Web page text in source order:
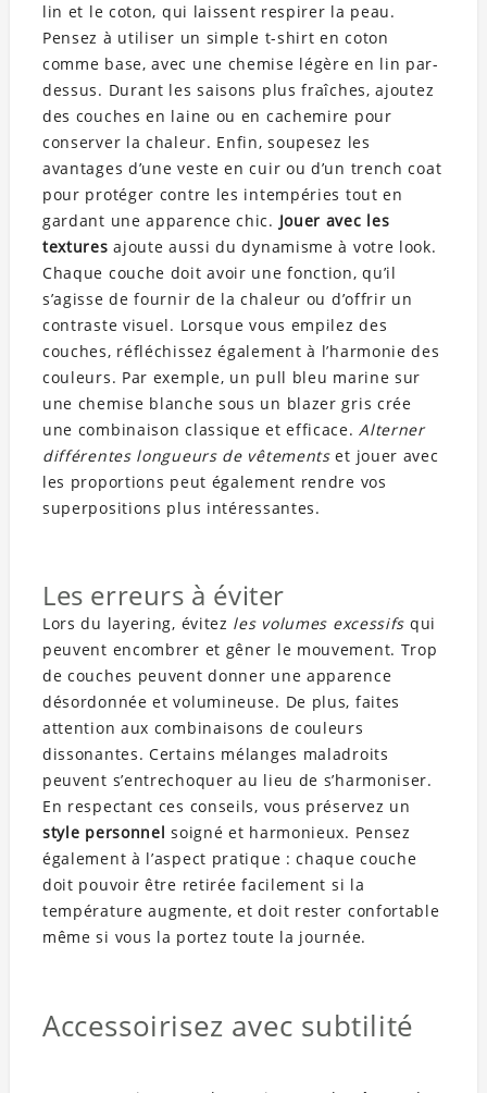
lin et le coton, qui laissent respirer la peau.
Pensez à utiliser un simple t-shirt en coton
comme base, avec une chemise légère en lin par-
dessus. Durant les saisons plus fraîches, ajoutez
des couches en laine ou en cachemire pour
conserver la chaleur. Enfin, soupesez les
avantages d’une veste en cuir ou d’un trench coat
pour protéger contre les intempéries tout en
gardant une apparence chic. Jouer avec les
textures ajoute aussi du dynamisme à votre look.
Chaque couche doit avoir une fonction, qu’il
s’agisse de fournir de la chaleur ou d’offrir un
contraste visuel. Lorsque vous empilez des
couches, réfléchissez également à l’harmonie des
couleurs. Par exemple, un pull bleu marine sur
une chemise blanche sous un blazer gris crée
une combinaison classique et efficace.Alterner
différentes longueurs de vêtementset jouer avec
les proportions peut également rendre vos
superpositions plus intéressantes.
Les erreurs à éviter
Lors du layering, évitez les volumes excessifs qui
peuvent encombrer et gêner le mouvement. Trop
de couches peuvent donner une apparence
désordonnée et volumineuse. De plus, faites
attention aux combinaisons de couleurs
dissonantes. Certains mélanges maladroits
peuvent s’entrechoquer au lieu de s’harmoniser.
En respectant ces conseils, vous préservez un
style personnel soigné et harmonieux. Pensez
également à l’aspect pratique : chaque couche
doit pouvoir être retirée facilement si la
température augmente, et doit rester confortable
même si vous la portez toute la journée.
Accessoirisez avec subtilité